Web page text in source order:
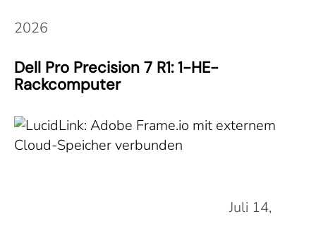
2026
Dell Pro Precision 7 R1: 1-HE-
Rackcomputer
Juli 14,